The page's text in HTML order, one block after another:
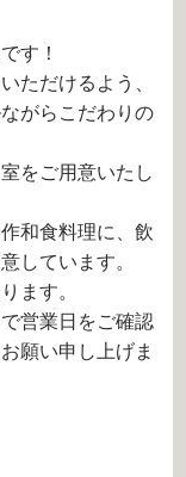
す！
ただけるよう、
がらこだわりの
をご用意いたし
和食料理に、飲
しています。
ます。
営業日をご確認
願い申し上げま